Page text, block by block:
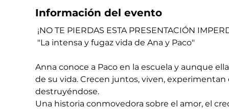
Información del evento
¡NO TE PIERDAS ESTA PRESENTACIÓN
"La intensa y fugaz vida de Ana y Paco"
Anna conoce a Paco en la escuela y aunque
de su vida. Crecen juntos, viven,
destruyéndose.
Una historia conmovedora sobre el amor, el